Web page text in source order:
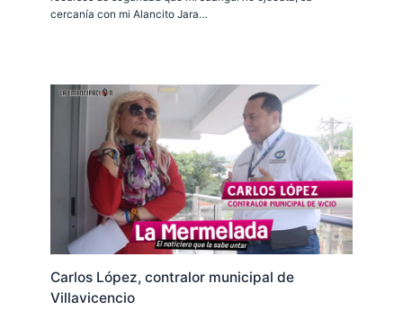
cercanía con mi Alancito Jara…
Carlos López, contralor municipal de
Villavicencio